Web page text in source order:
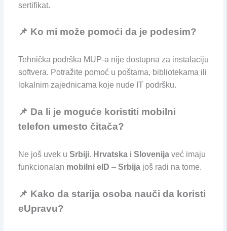
sertifikat.
📌 Ko mi može pomoći da je podesim?
Tehnička podrška MUP-a nije dostupna za instalaciju
softvera. Potražite pomoć u poštama, bibliotekama ili
lokalnim zajednicama koje nude IT podršku.
📌 Da li je moguće koristiti mobilni
telefon umesto čitača?
Ne još uvek u Srbiji. Hrvatskai Slovenijaveć imaju
funkcionalan mobilni eID – Srbijajoš radi na tome.
📌 Kako da starija osoba nauči da koristi
eUpravu?